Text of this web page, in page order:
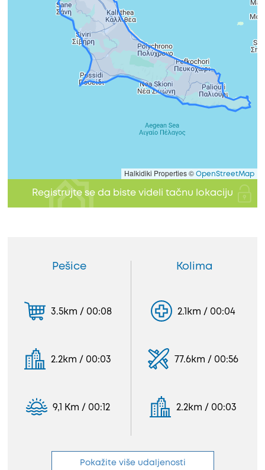
Halkidiki Properties © OpenStreetMap
Registrujte se da biste videli tačnu lokaciju
Pešice
3.5km / 00:08
2.2km / 00:03
9,1 Km / 00:12
Kolima
2.1km / 00:04
77.6km / 00:56
2.2km / 00:03
Pokažite više udaljenosti